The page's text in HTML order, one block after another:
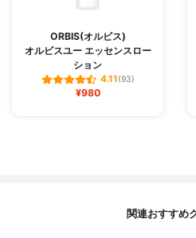
ORBIS(オルビス)
オルビスユー エッセンスロー
ション
4.11(93)
¥980
関連おすすめ